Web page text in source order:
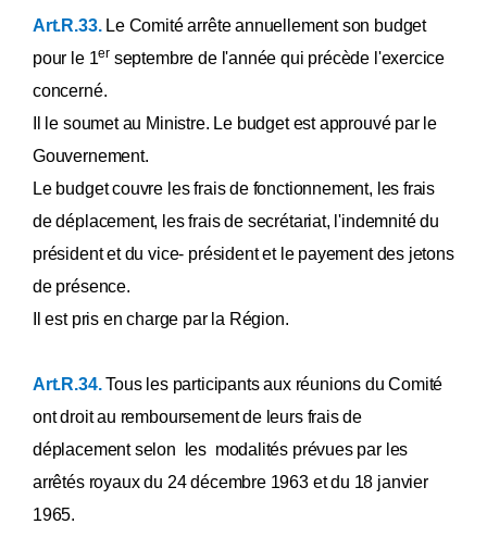
Art.R.33. Le Comité arrête annuellement son budget
pour le 1er septembre de l'année qui précède l'exercice
concerné.
Il le soumet au Ministre. Le budget est approuvé par le
Gouvernement.
Le budget couvre les frais de fonctionnement, les frais
de déplacement, les frais de secrétariat, l'indemnité du
président et du vice- président et le payement des jetons
de présence.
Il est pris en charge par la Région.
Art.R.34.Tous les participants aux réunions du Comité
ont droit au remboursement de leurs frais de
déplacement selon les modalités prévues par les
arrêtés royaux du 24 décembre 1963 et du 18 janvier
1965.